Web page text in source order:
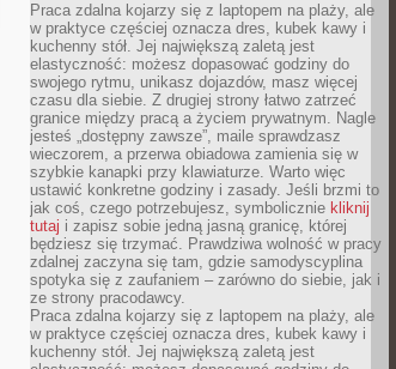
Praca zdalna kojarzy się z laptopem na plaży, ale
w praktyce częściej oznacza dres, kubek kawy i
kuchenny stół. Jej największą zaletą jest
elastyczność: możesz dopasować godziny do
swojego rytmu, unikasz dojazdów, masz więcej
czasu dla siebie. Z drugiej strony łatwo zatrzeć
granice między pracą a życiem prywatnym. Nagle
jesteś „dostępny zawsze”, maile sprawdzasz
wieczorem, a przerwa obiadowa zamienia się w
szybkie kanapki przy klawiaturze. Warto więc
ustawić konkretne godziny i zasady. Jeśli brzmi to
jak coś, czego potrzebujesz, symbolicznie kliknij
tutaj i zapisz sobie jedną jasną granicę, której
będziesz się trzymać. Prawdziwa wolność w pracy
zdalnej zaczyna się tam, gdzie samodyscyplina
spotyka się z zaufaniem – zarówno do siebie, jak i
ze strony pracodawcy.
Praca zdalna kojarzy się z laptopem na plaży, ale
w praktyce częściej oznacza dres, kubek kawy i
kuchenny stół. Jej największą zaletą jest